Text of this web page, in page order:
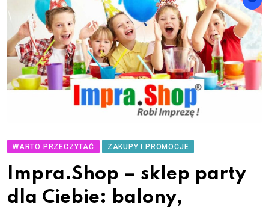
WARTO PRZECZYTAĆ ZAKUPY I PROMOCJE
Impra.Shop – sklep party
dla Ciebie: balony,